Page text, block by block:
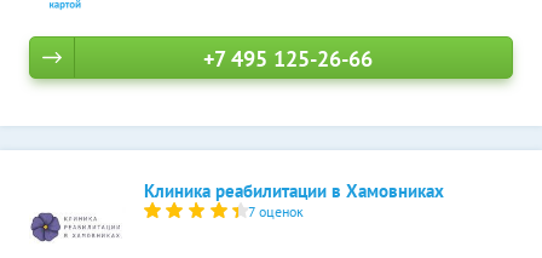
+7 495 125-26-66
Клиника реабилитации в Хамовниках
7 оценок